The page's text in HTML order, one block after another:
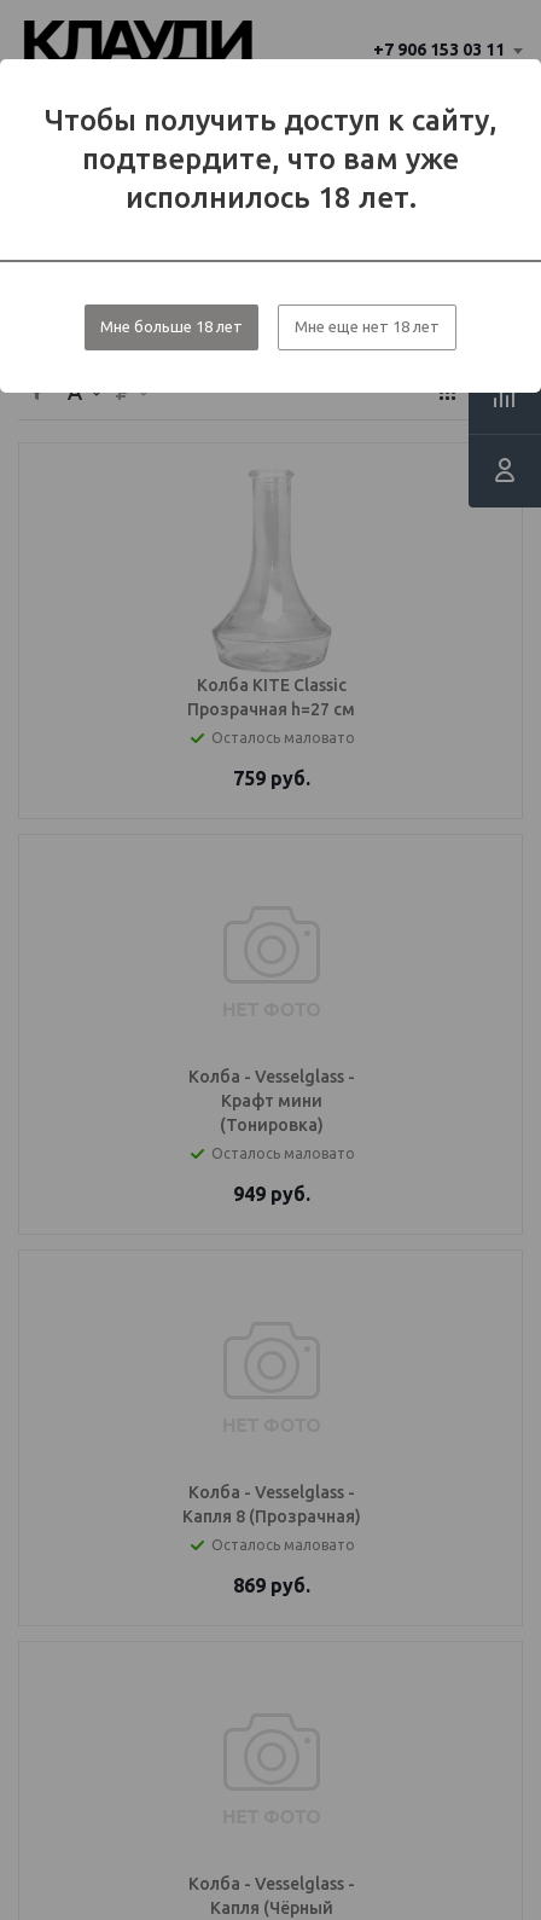
Чтобы получить доступ к сайту,
подтвердите, что вам уже
исполнилось 18 лет.
Мне больше 18 лет Мне еще нет 18 лет
+7 906 153 03 11
Балаково?
Да Нет
Балаково
Колбы для кальяна
Колба KITE Classic
Прозрачная h=27 см
Осталось маловато
759руб.
Колба - Vesselglass -
Крафт мини
(Тонировка)
Осталось маловато
949руб.
Колба - Vesselglass -
Капля 8 (Прозрачная)
Осталось маловато
869руб.
Колба - Vesselglass -
Капля (Чёрный